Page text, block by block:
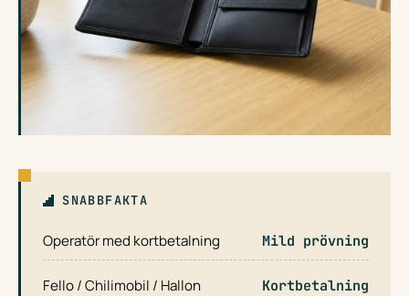
SNABBFAKTA
Operatör med kortbetalning Mild prövning
Fello / Chilimobil / Hallon Kortbetalning